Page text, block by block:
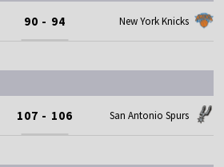
90 - 94 New York Knicks
107 - 106 San Antonio Spurs